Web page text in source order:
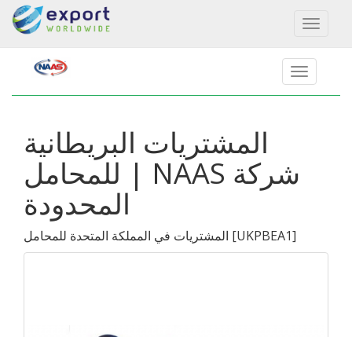
Toggle
المشتريات البريطانية
للمحامل | NAAS شركة
المحدودة
المشتريات في المملكة المتحدة للمحامل [UKPBEA1]